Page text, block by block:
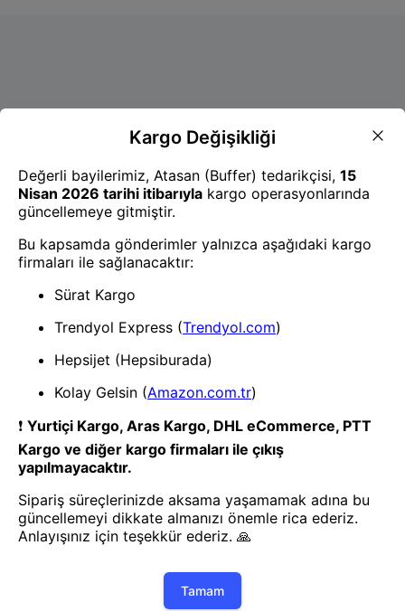
daha etkili ve verimli bir şekilde
yönetin!
Uygulamayı İndir
App Store
Hakkımızda
Bilgi Merkezi
Yete Import
Yol Haritamız
Müşteri Hizmetleri
Blog
Tedarikçi Olun
Hesabım
Siparişlerim